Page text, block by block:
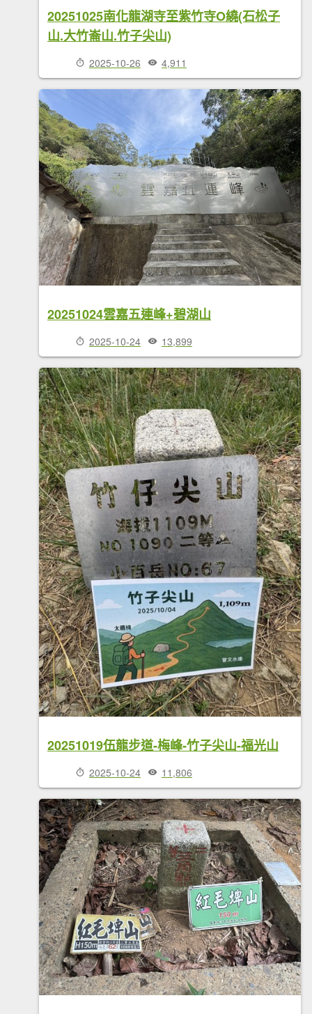
20251025南化龍湖寺至紫竹寺O繞(石松子
山.大竹崙山.竹子尖山)
2025-10-26 4,911
20251024雲嘉五連峰+碧湖山
2025-10-24 13,899
20251019伍龍步道-梅峰-竹子尖山-福光山
2025-10-24 11,806